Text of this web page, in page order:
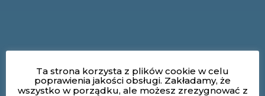
Ta strona korzysta z plików cookie w celu
poprawienia jakości obsługi. Zakładamy, że
wszystko w porządku, ale możesz zrezygnować z